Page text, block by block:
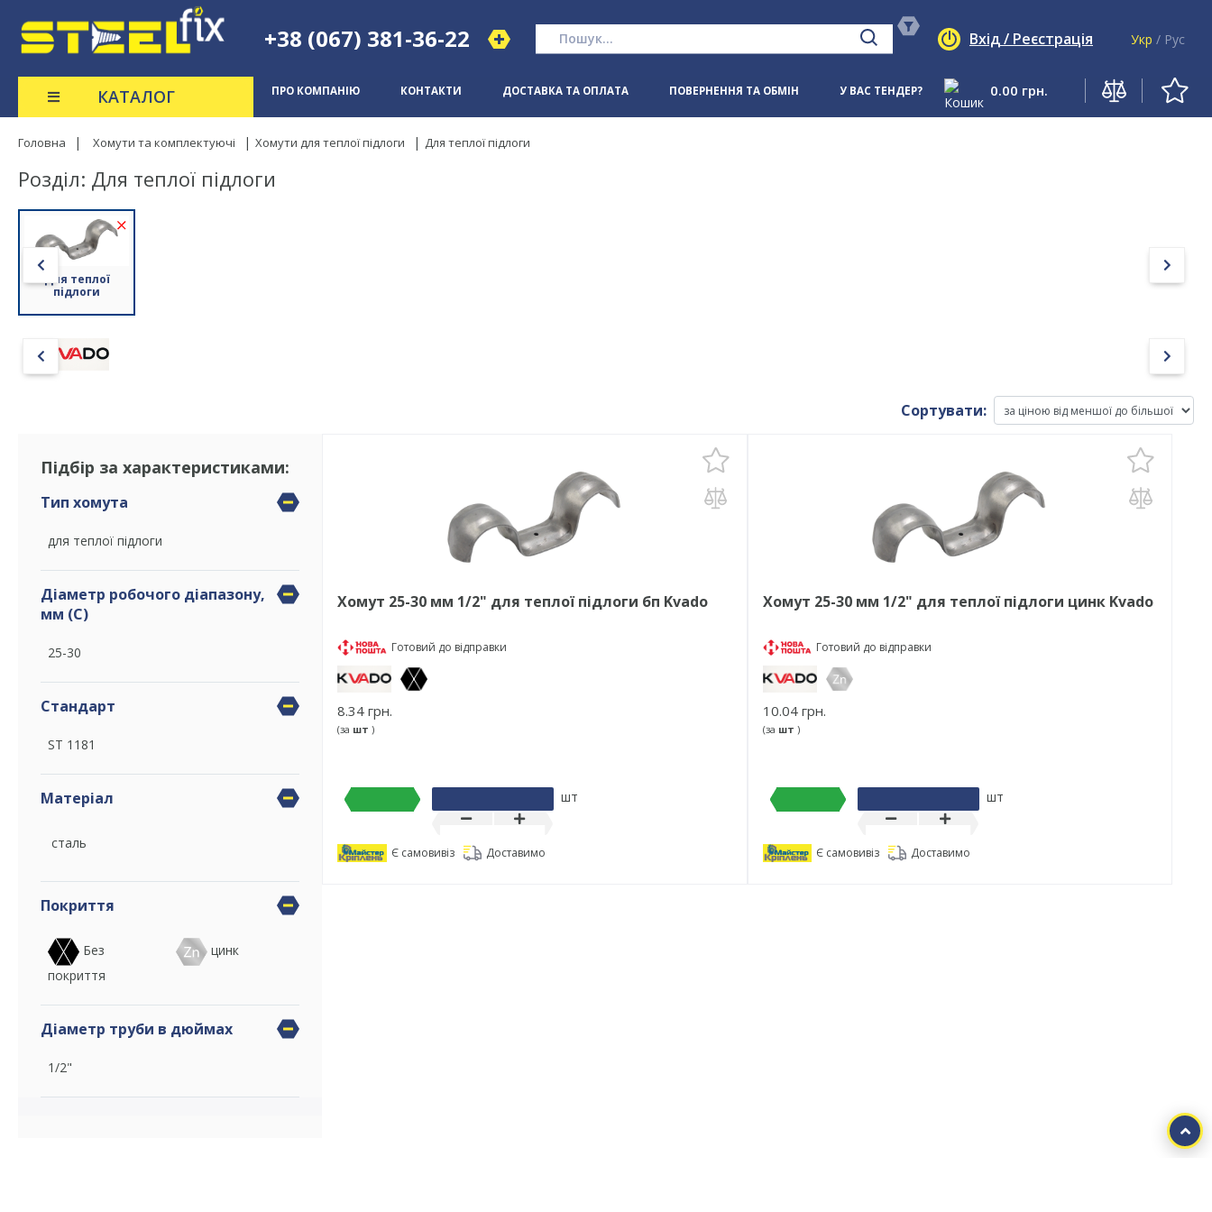
+38 (067) 381-36-22 Вхід / Реєстрація Укр / Рус
КАТАЛОГ ПРО КОМПАНІЮ КОНТАКТИ ДОСТАВКА ТА ОПЛАТА ПОВЕРНЕННЯ ТА ОБМІН У ВАС ТЕНДЕР? 0.00 грн.
Головна Хомути та комплектуючі Хомути для теплої підлоги Для теплої підлоги
Розділ: Для теплої підлоги
Для теплої
підлоги
Сортувати:
Підбір за характеристиками:
Тип хомута
для теплої підлоги
Діаметр робочого діапазону,
мм (С)
25-30
Стандарт
ST 1181
Матеріал
сталь
Покриття
Без
покриття
цинк
Діаметр труби в дюймах
1/2"
Хомут 25-30 мм 1/2" для теплої підлоги бп Kvado
Готовий до відправки
8.34 грн.
(за шт )
шт
Є самовивіз Доставимо
Хомут 25-30 мм 1/2" для теплої підлоги цинк Kvado
Готовий до відправки
10.04 грн.
(за шт )
шт
Є самовивіз Доставимо